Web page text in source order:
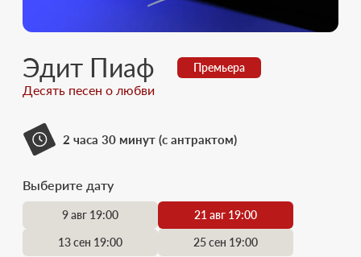
Эдит Пиаф Премьера
Десять песен о любви
2 часа 30 минут (с антрактом)
Выберите дату
9 авг 19:00
21 авг 19:00
13 сен 19:00
25 сен 19:00